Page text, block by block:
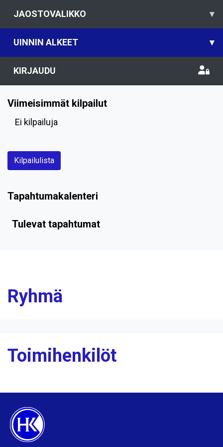
JAOSTOVALIKKO ▾
UINNIN ALKEET ▾
KIRJAUDU
Viimeisimmät kilpailut
Ei kilpailuja
Kilpailulista
Tapahtumakalenteri
Tulevat tapahtumat
Ryhmä
Toimihenkilöt